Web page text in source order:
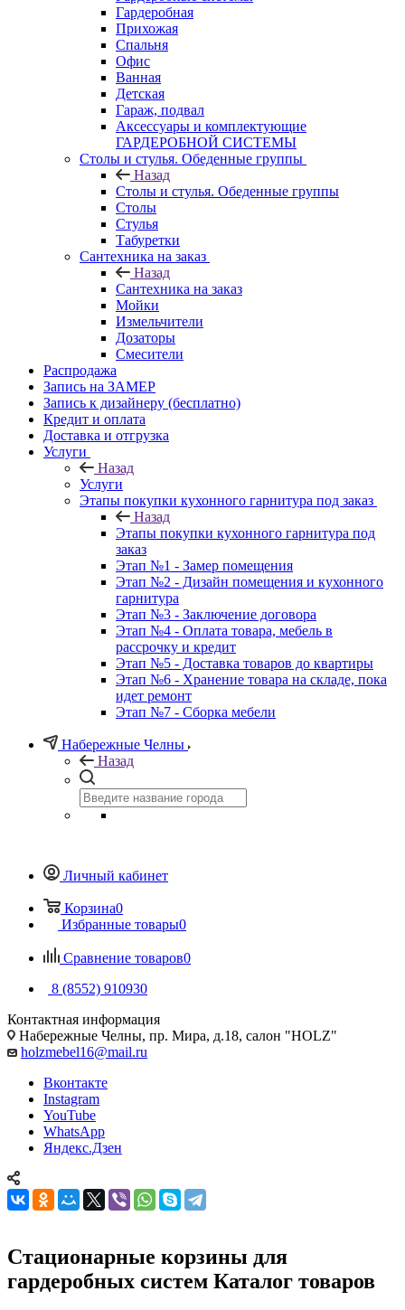
Гардеробная
Прихожая
Спальня
Офис
Ванная
Детская
Гараж, подвал
Аксессуары и комплектующие
ГАРДЕРОБНОЙ СИСТЕМЫ
Столы и стулья. Обеденные группы
Назад
Столы и стулья. Обеденные группы
Столы
Стулья
Табуретки
Сантехника на заказ
Назад
Сантехника на заказ
Мойки
Измельчители
Дозаторы
Смесители
Распродажа
Запись на ЗАМЕР
Запись к дизайнеру (бесплатно)
Кредит и оплата
Доставка и отгрузка
Услуги
Назад
Услуги
Этапы покупки кухонного гарнитура под заказ
Назад
Этапы покупки кухонного гарнитура под
заказ
Этап №1 - Замер помещения
Этап №2 - Дизайн помещения и кухонного
гарнитура
Этап №3 - Заключение договора
Этап №4 - Оплата товара, мебель в
рассрочку и кредит
Этап №5 - Доставка товаров до квартиры
Этап №6 - Хранение товара на складе, пока
идет ремонт
Этап №7 - Сборка мебели
Набережные Челны
Назад
Личный кабинет
Корзина0
Избранные товары0
Сравнение товаров0
8 (8552) 910930
Контактная информация
Набережные Челны, пр. Мира, д.18, салон "HOLZ"
holzmebel16@mail.ru
Вконтакте
Instagram
YouTube
WhatsApp
Яндекс.Дзен
Стационарные корзины для
гардеробных систем Каталог товаров